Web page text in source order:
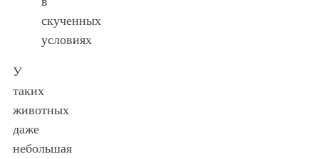
скученных
условиях
У
таких
животных
даже
небольшая